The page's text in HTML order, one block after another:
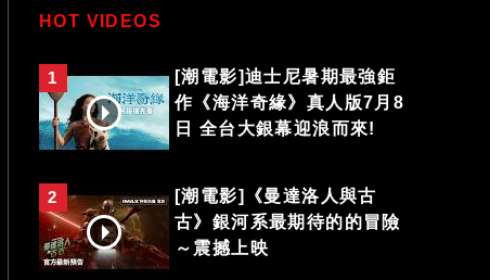
HOT VIDEOS
1
[潮電影]迪士尼暑期最強鉅
作《海洋奇緣》真人版7月8
日 全台大銀幕迎浪而來!
2
[潮電影]《曼達洛人與古
古》銀河系最期待的的冒險
～震撼上映